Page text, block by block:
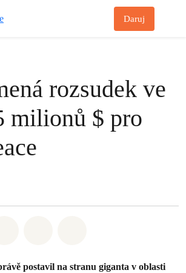
Daruj
rozsudek ve
milionů $ pro
postavil na stranu giganta v oblasti